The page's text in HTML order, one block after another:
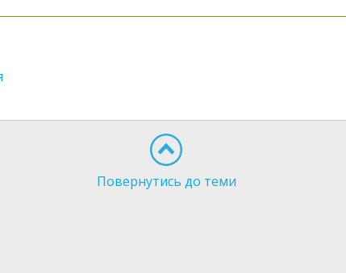
Повернутись до теми